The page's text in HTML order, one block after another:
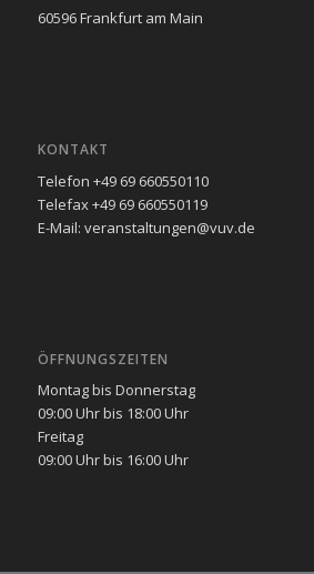
60596 Frankfurt am Main
KONTAKT
Telefon +49 69 660550110
Telefax +49 69 660550119
E-Mail: veranstaltungen@vuv.de
ÖFFNUNGSZEITEN
Montag bis Donnerstag
09:00 Uhr bis 18:00 Uhr
Freitag
09:00 Uhr bis 16:00 Uhr